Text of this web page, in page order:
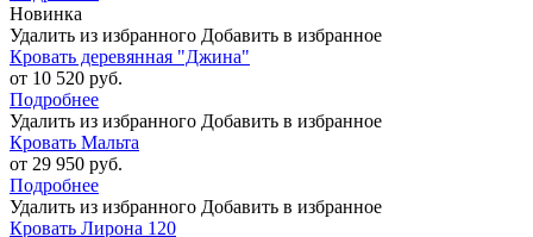
Новинка
Удалить из избранного Добавить в избранное
Кровать деревянная "Джина"
от 10 520 руб.
Подробнее
Удалить из избранного Добавить в избранное
Кровать Мальта
от 29 950 руб.
Подробнее
Удалить из избранного Добавить в избранное
Кровать Лирона 120